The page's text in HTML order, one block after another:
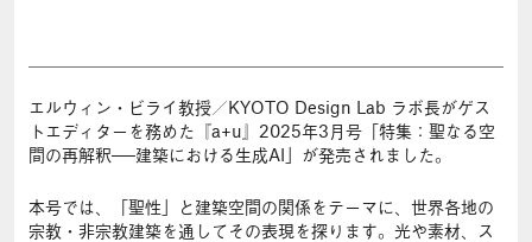
エルウィン・ビライ教授／KYOTO Design Lab ラボ長がゲス
トエディターを務めた『a+u』2025年3月号「特集：聖なる空
間の再解釈──建築における生成AI」が発売されました。
本号では、「聖性」と建築空間の関係をテーマに、世界各地の
宗教・非宗教建築を通してその表現を探ります。光や素材、ス